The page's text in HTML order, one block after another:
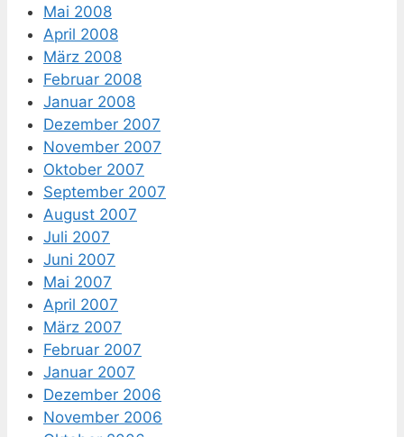
Mai 2008
April 2008
März 2008
Februar 2008
Januar 2008
Dezember 2007
November 2007
Oktober 2007
September 2007
August 2007
Juli 2007
Juni 2007
Mai 2007
April 2007
März 2007
Februar 2007
Januar 2007
Dezember 2006
November 2006